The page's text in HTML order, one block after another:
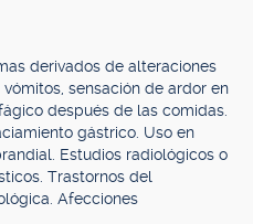
derivados de alteraciones
sensación de ardor en
después de las comidas.
gástrico. Uso en
Estudios radiológicos o
Trastornos del
Afecciones